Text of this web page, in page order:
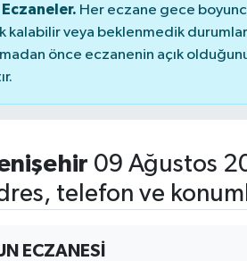
Her eczane gece
kalabilir veya beklenmedik
önce eczanenin açık
09 Ağustos
telefon ve
ECZANESİ